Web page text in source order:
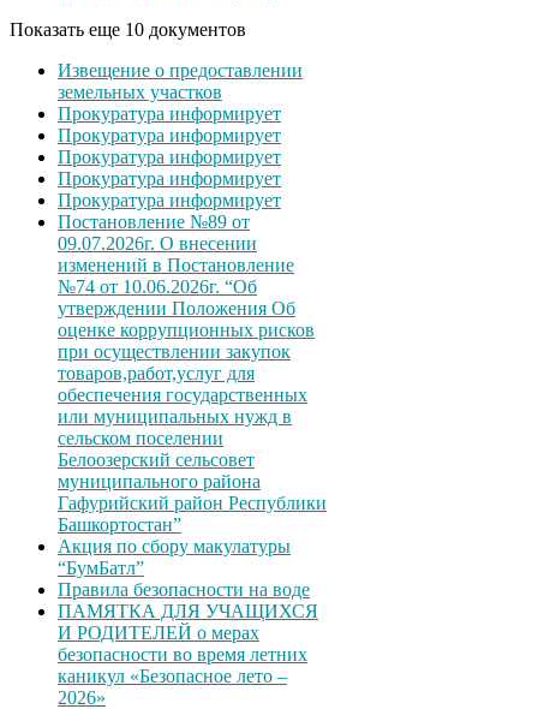
Показать еще 10 документов
Извещение о предоставлении
земельных участков
Прокуратура информирует
Прокуратура информирует
Прокуратура информирует
Прокуратура информирует
Прокуратура информирует
Постановление №89 от
09.07.2026г. О внесении
изменений в Постановление
№74 от 10.06.2026г. “Об
утверждении Положения Об
оценке коррупционных рисков
при осуществлении закупок
товаров,работ,услуг для
обеспечения государственных
или муниципальных нужд в
сельском поселении
Белоозерский сельсовет
муниципального района
Гафурийский район Республики
Башкортостан”
Акция по сбору макулатуры
“БумБатл”
Правила безопасности на воде
ПАМЯТКА ДЛЯ УЧАЩИХСЯ
И РОДИТЕЛЕЙ о мерах
безопасности во время летних
каникул «Безопасное лето –
2026»